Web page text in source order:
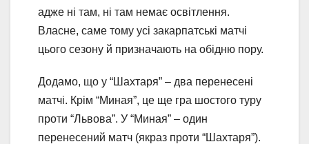
адже ні там, ні там немає освітлення.
Власне, саме тому усі закарпатські матчі
цього сезону й призначають на обідню пору.
Додамо, що у “Шахтаря” – два перенесені
матчі. Крім “Миная”, це ще гра шостого туру
проти “Львова”. У “Миная” – один
перенесений матч (якраз проти “Шахтаря”).